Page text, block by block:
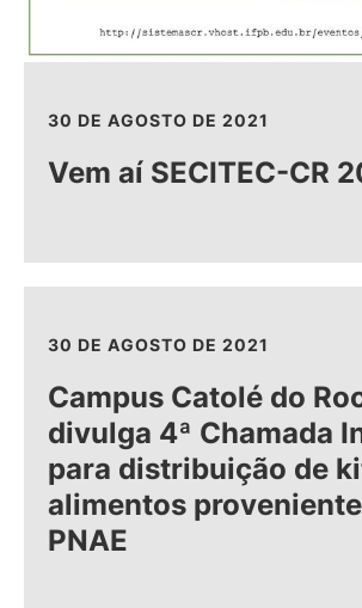
30 DE AGOSTO DE 2021
Vem aí SECITEC-CR
30 DE AGOSTO DE 2021
Campus Catolé do
divulga 4ª Chamada
para distribuição de
alimentos
PNAE